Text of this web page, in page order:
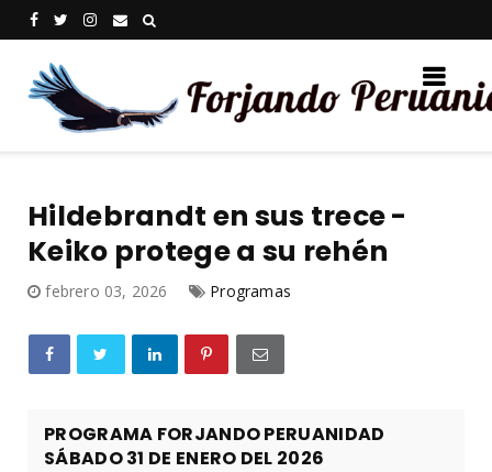
Hildebrandt en sus trece -
Keiko protege a su rehén
febrero 03, 2026 Programas
PROGRAMA FORJANDO PERUANIDAD
SÁBADO 31 DE ENERO DEL 2026